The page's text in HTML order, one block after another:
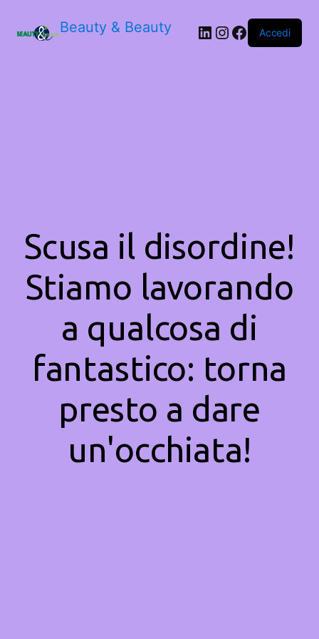
Beauty & Beauty LinkedIn
Instagram
Facebook
Accedi
Scusa il disordine!
Stiamo lavorando
a qualcosa di
fantastico: torna
presto a dare
un'occhiata!